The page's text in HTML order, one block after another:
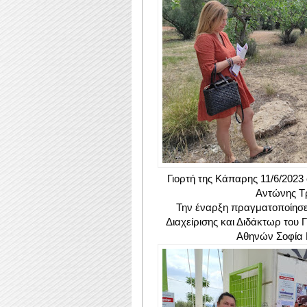
Γιορτή της Κάπαρης 11/6/
Αντώνης
Την έναρξη
Διαχείρισης και Διδάκτωρ
Αθηνών Σοφία